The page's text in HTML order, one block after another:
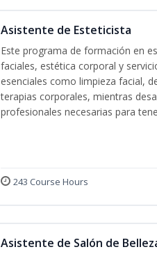
Asistente de Esteticista
Este programa de formación en
faciales, estética corporal y
esenciales como limpieza facial,
terapias corporales, mientras
profesionales necesarias para
243 Course Hours
Asistente de Salón de